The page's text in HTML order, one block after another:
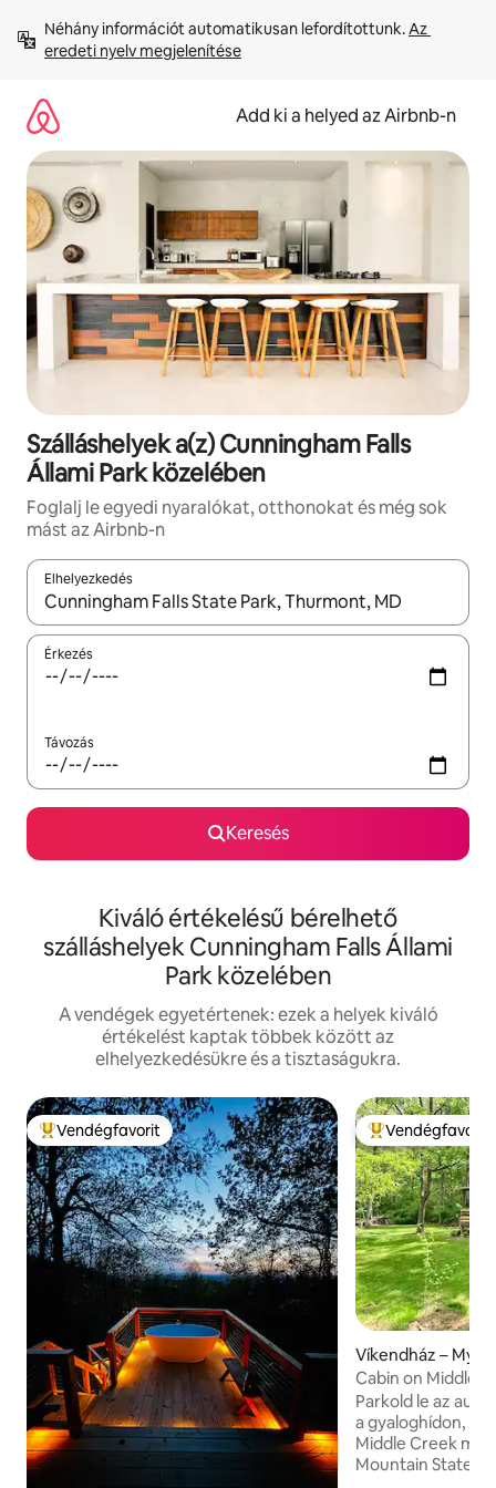
tartalomra
Néhány információt automatikusan lefordítottunk. Az
eredeti nyelv megjelenítése
Add ki a helyed az Airbnb-n
Szálláshelyek a(z) Cunningham Falls
Állami Park közelében
Foglalj le egyedi nyaralókat, otthonokat és még sok
mást az Airbnb-n
Elhelyezkedés
Az eredmények között a felfelé és a lefelé nyíllal
Érkezés
Távozás
Keresés
Kiváló értékelésű bérelhető
szálláshelyek Cunningham Falls Állami
Park közelében
A vendégek egyetértenek: ezek a helyek kiváló
értékelést kaptak többek között az
elhelyezkedésükre és a tisztaságukra.
Kiemelt vendégfavorit
Vendégfavorit Kiemelt
Vendégfavorit
Víkendház –
Cabin on Middle
Middletown
Parkold le az
a gyaloghídon,
Middle Creek
Mountain State